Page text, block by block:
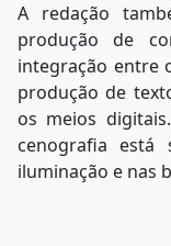
A redação
produção de
integração entre
produção de
os meios
cenografia está
iluminação e nas